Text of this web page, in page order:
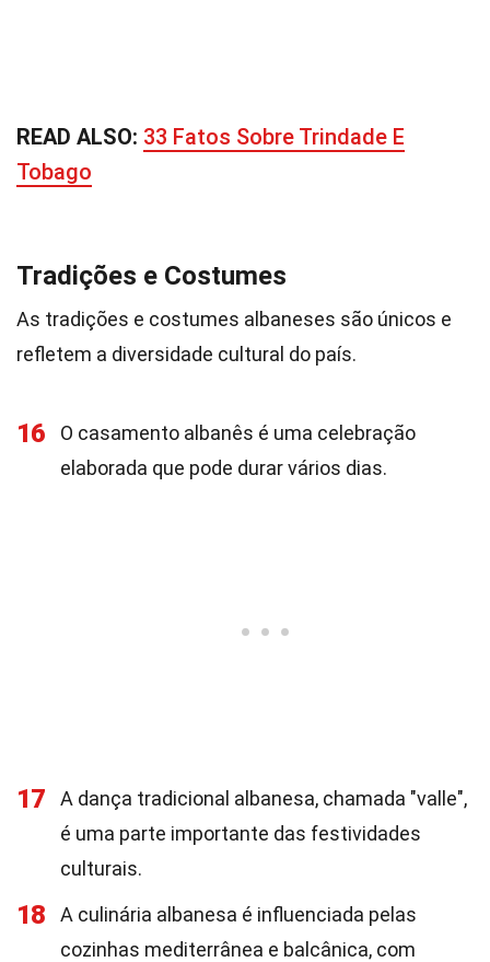
READ ALSO: 33 Fatos Sobre Trindade E
Tobago
Tradições e Costumes
As tradições e costumes albaneses são únicos e
refletem a diversidade cultural do país.
16
O casamento albanês é uma celebração
elaborada que pode durar vários dias.
17
A dança tradicional albanesa, chamada "valle",
é uma parte importante das festividades
culturais.
18
A culinária albanesa é influenciada pelas
cozinhas mediterrânea e balcânica, com